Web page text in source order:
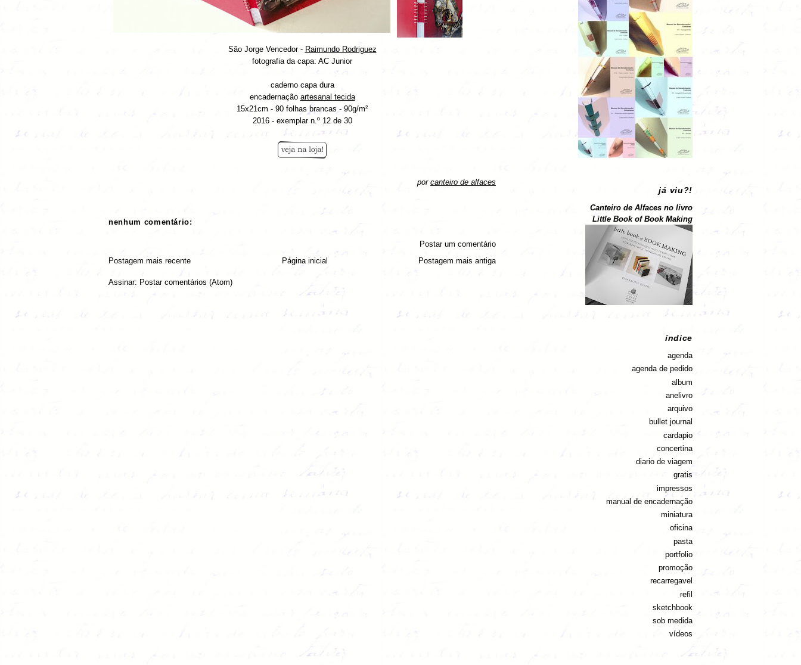
já viu?!
Canteiro de Alfaces no livro
Little Book of Book Making
índice
agenda
agenda de pedido
album
anelivro
arquivo
bullet journal
cardapio
concertina
diario de viagem
gratis
impressos
manual de encadernação
miniatura
oficina
pasta
portfolio
promoção
recarregavel
refil
sketchbook
sob medida
vídeos
São Jorge Vencedor - Raimundo Rodriguez
fotografia da capa: AC Junior
caderno capa dura
encadernação artesanal tecida
15x21cm - 90 folhas brancas - 90g/m²
2016 - exemplar n.º 12 de 30
por canteiro de alfaces
nenhum comentário:
Postar um comentário
Postagem mais recente
Postagem mais antiga
Página inicial
Assinar: Postar comentários (Atom)